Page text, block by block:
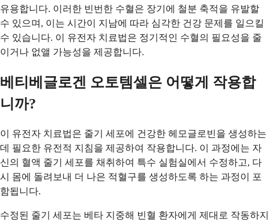
유용합니다. 이러한 빈번한 수혈은 장기에 철분 축적을 유발할
수 있으며, 이는 시간이 지남에 따라 심각한 건강 문제를 일으킬
수 있습니다. 이 유전자 치료법은 정기적인 수혈의 필요성을 줄
이거나 없앨 가능성을 제공합니다.
베티베글로겐 오토템셀은 어떻게 작용합
니까?
이 유전자 치료법은 줄기 세포에 건강한 헤모글로빈을 생성하는
데 필요한 유전적 지침을 제공하여 작용합니다. 이 과정에는 자
신의 혈액 줄기 세포를 채취하여 특수 실험실에서 수정하고, 다
시 몸에 돌려보내 더 나은 적혈구를 생성하도록 하는 과정이 포
함됩니다.
수정된 줄기 세포는 베타 지중해 빈혈 환자에게 제대로 작동하지